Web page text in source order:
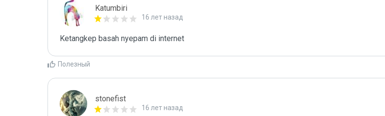
Katumbiri
16 лет назад
Ketangkep basah nyepam di internet
Полезный
stonefist
16 лет назад